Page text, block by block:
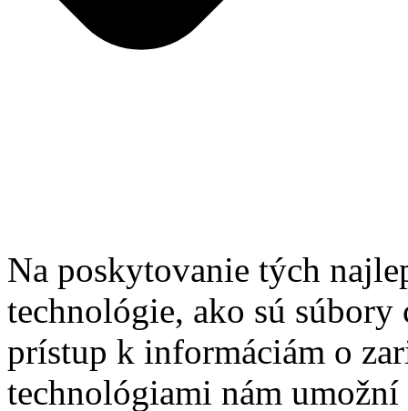
Na poskytovanie tých
technológie, ako sú súbory
prístup k informáciám o
technológiami nám